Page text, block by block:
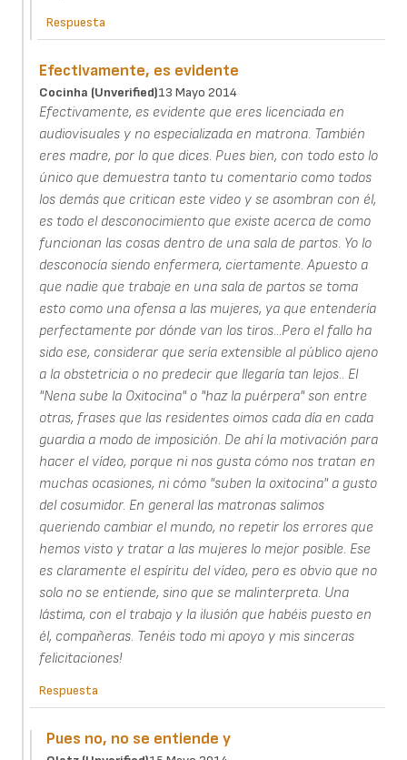
Respuesta
Efectivamente, es evidente
Cocinha (unverified)13 Mayo 2014
Efectivamente, es evidente que eres licenciada en
audiovisuales y no especializada en matrona. También
eres madre, por lo que dices. Pues bien, con todo esto lo
único que demuestra tanto tu comentario como todos
los demás que critican este video y se asombran con él,
es todo el desconocimiento que existe acerca de como
funcionan las cosas dentro de una sala de partos. Yo lo
desconocía siendo enfermera, ciertamente. Apuesto a
que nadie que trabaje en una sala de partos se toma
esto como una ofensa a las mujeres, ya que entendería
perfectamente por dónde van los tiros...Pero el fallo ha
sido ese, considerar que sería extensible al público ajeno
a la obstetricia o no predecir que llegaría tan lejos.. El
"Nena sube la Oxitocina" o "haz la puérpera" son entre
otras, frases que las residentes oimos cada día en cada
guardia a modo de imposición. De ahí la motivación para
hacer el vídeo, porque ni nos gusta cómo nos tratan en
muchas ocasiones, ni cómo "suben la oxitocina" a gusto
del cosumidor. En general las matronas salimos
queriendo cambiar el mundo, no repetir los errores que
hemos visto y tratar a las mujeres lo mejor posible. Ese
es claramente el espíritu del vídeo, pero es obvio que no
solo no se entiende, sino que se malinterpreta. Una
lástima, con el trabajo y la ilusión que habéis puesto en
él, compañeras. Tenéis todo mi apoyo y mis sinceras
felicitaciones!
Respuesta
Pues no, no se entiende y